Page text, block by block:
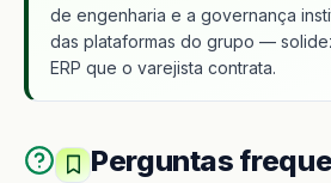
de engenharia e a governança
das plataformas do grupo —
ERP que o varejista contrata.
Perguntas